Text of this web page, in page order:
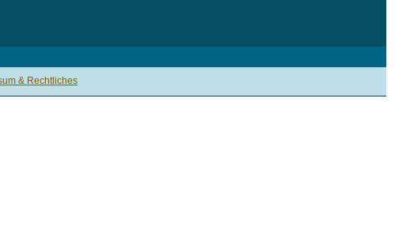
& Rechtliches